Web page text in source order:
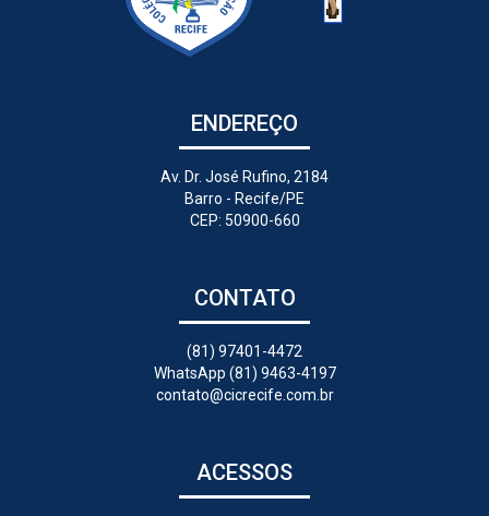
ENDEREÇO
Av. Dr. José Rufino, 2184
Barro - Recife/PE
CEP: 50900-660
CONTATO
(81) 97401-4472
WhatsApp (81) 9463-4197
contato@cicrecife.com.br
ACESSOS